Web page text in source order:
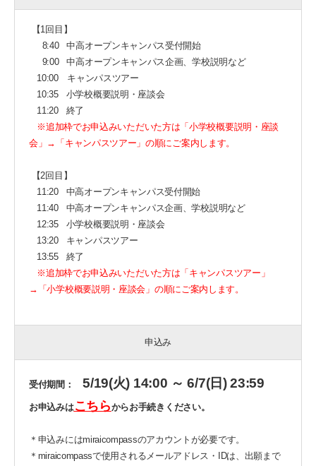
【1回目】
8:40 中高オープンキャンパス受付開始
9:00 中高オープンキャンパス企画、学校説明など
10:00 キャンパスツアー
10:35 小学校概要説明・座談会
11:20 終了
※追加枠でお申込みいただいた方は「小学校概要説明・座談
会」→「キャンパスツアー」の順にご案内します。
【2回目】
11:20 中高オープンキャンパス受付開始
11:40 中高オープンキャンパス企画、学校説明など
12:35 小学校概要説明・座談会
13:20 キャンパスツアー
13:55 終了
※追加枠でお申込みいただいた方は「 キャンパスツアー 」
→「小学校概要説明・座談会 」の順にご案内します。
申込み
受付期間：5/19(火) 14:00 ～ 6/7(日) 23:59
お申込みはこちらからお手続きください。
＊申込みにはmiraicompassのアカウントが必要です。
＊miraicompassで使用されるメールアドレス・IDは、出願まで